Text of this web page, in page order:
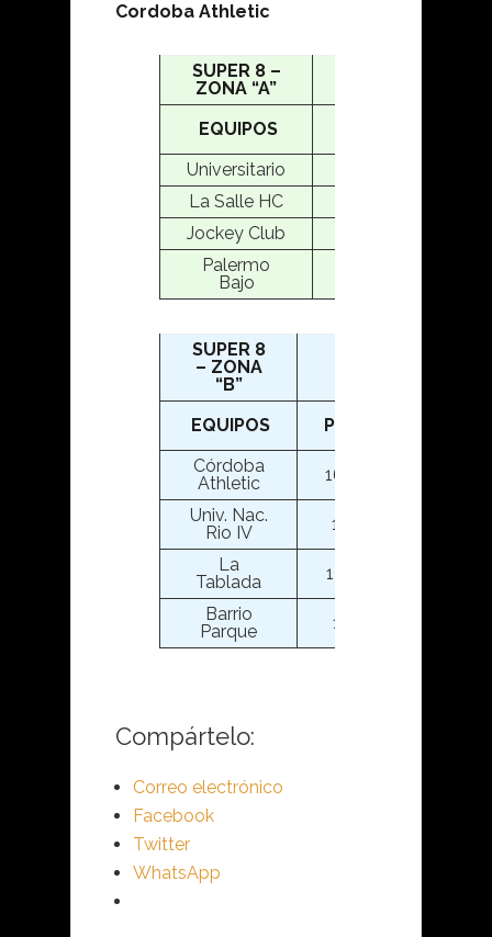
Cordoba Athletic
SUPER 8 –
ZONA “A”
EQUIPOS
Universitario
La Salle HC
Jockey Club
Palermo
Bajo
SUPER 8
– ZONA
“B”
EQUIPOS
PTS
Córdoba
Athletic
16,5
Univ. Nac.
Rio IV
14
La
Tablada
13,5
Barrio
Parque
12
Compártelo:
Correo electrónico
Facebook
Twitter
WhatsApp